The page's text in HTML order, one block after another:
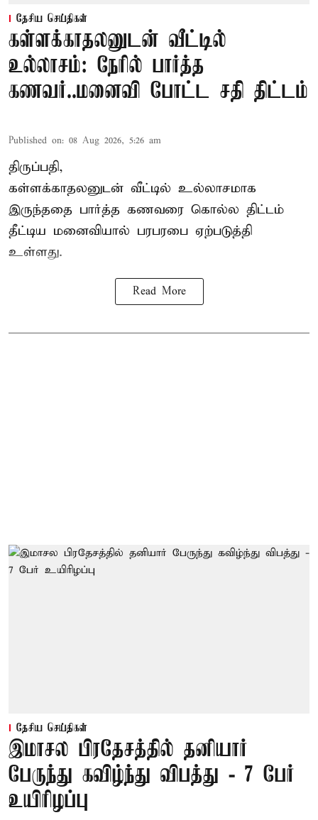
தேசிய செய்திகள்
கள்ளக்காதலனுடன் வீட்டில்
உல்லாசம்: நேரில் பார்த்த
கணவர்..மனைவி போட்ட சதி திட்டம்
Published on: 08 Aug 2026, 5:26 am
திருப்பதி,
கள்ளக்காதலனுடன் வீட்டில் உல்லாசமாக
இருந்ததை பார்த்த கணவரை கொல்ல திட்டம்
தீட்டிய மனைவியால் பரபரபை ஏற்படுத்தி
உள்ளது.
Read More
தேசிய செய்திகள்
இமாசல பிரதேசத்தில் தனியார்
பேருந்து கவிழ்ந்து விபத்து - 7 பேர்
உயிரிழப்பு